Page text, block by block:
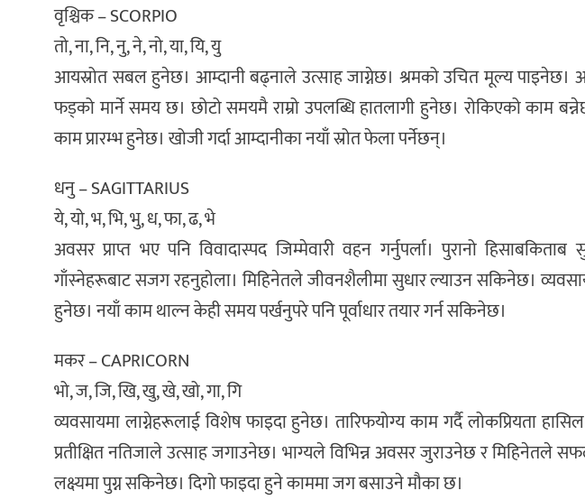
वृश्चिक – SCORPIO
तो, ना, नि, नु, ने, नो, या, यि, यु
आयस्रोत सबल हुनेछ। आम्दानी बढ्नाले उत्साह जाग्नेछ। श्रमको उचित मूल्य पाइनेछ।
फड्को मार्ने समय छ। छोटो समयमै राम्रो उपलब्धि हातलागी हुनेछ। रोकिएको काम
काम प्रारम्भ हुनेछ। खोजी गर्दा आम्दानीका नयाँ स्रोत फेला पर्नेछन्।
धनु – SAGITTARIUS
ये, यो, भ, भि, भु, ध, फा, ढ, भे
अवसर प्राप्त भए पनि विवादास्पद जिम्मेवारी वहन गर्नुपर्ला। पुरानो
गाँस्नेहरूबाट सजग रहनुहोला। मिहिनेतले जीवनशैलीमा सुधार ल्याउन सकिनेछ।
हुनेछ। नयाँ काम थाल्न केही समय पर्खनुपरे पनि पूर्वाधार तयार गर्न सकिनेछ।
मकर – CAPRICORN
भो, ज, जि, खि, खु, खे, खो, गा, गि
व्यवसायमा लाग्नेहरूलाई विशेष फाइदा हुनेछ। तारिफयोग्य काम गर्दै लोकप्रियता
प्रतीक्षित नतिजाले उत्साह जगाउनेछ। भाग्यले विभिन्न अवसर जुराउनेछ र मिहिनेतले
लक्ष्यमा पुग्न सकिनेछ। दिगो फाइदा हुने काममा जग बसाउने मौका छ।